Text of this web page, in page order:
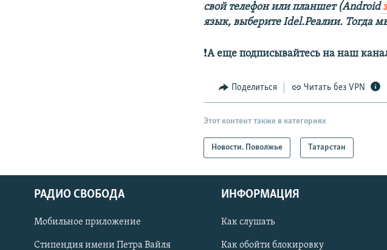
СОЦИАЛЬНЫЕ СЕТИ
свой телефон или планшет (Android
язык, выберите Idel.Реалии. Тогда
❗️А еще подписывайтесь на наш
Поделиться Читать без VPN
Этот контент также в категориях
Новости. Поволжье Татарстан
РАДИО СВОБОДА
Мобильное приложение
Стипендия имени Петра Вайля
ИНФОРМАЦИЯ
Как слушать
Как обойти блокировку